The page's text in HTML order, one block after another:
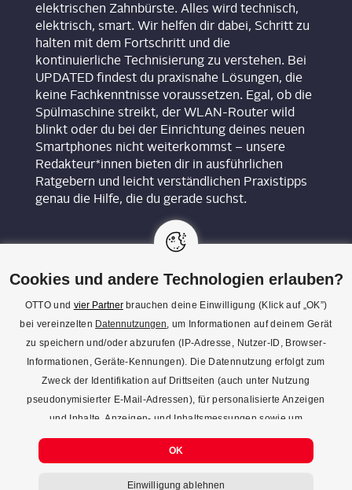
elektrischen Zahnbürste. Alles wird technisch,
elektrisch, smart. Wir helfen dir dabei, Schritt zu
halten mit dem Fortschritt und die
kontinuierliche Technisierung zu verstehen. Bei
UPDATED findest du praxisnahe Lösungen, die
keine Fachkenntnisse voraussetzen. Egal, ob die
Spülmaschine streikt, der WLAN-Router wild
blinkt oder du bei der Einrichtung deines neuen
Smartphones nicht weiterkommst – unsere
Redakteur*innen bieten dir in ausführlichen
Ratgebern und leicht verständlichen Praxistipps
genau die Hilfe, die du gerade suchst.
KON­TAKT
REDAK­TI­ON
IMPRES­SUM
DATENSCHUTZ
COOKIE-EINSTELLUNGEN
Cookies und andere Technologien erlauben?
OTTO und vier Partnerbrauchen deine Einwilligung (Klick auf „OK”)
bei vereinzelten Datennutzungen, um Informationen auf deinem Gerät
zu speichern und/oder abzurufen (IP-Adresse, Nutzer-ID, Browser-
Informationen, Geräte-Kennungen). Die Datennutzung erfolgt zum
Zweck der Identifikation auf Drittseiten (auch unter Nutzung
pseudonymisierter E-Mail-Adressen), für personalisierte Anzeigen
und Inhalte, Anzeigen- und Inhaltsmessungen sowie um
Erkenntnisse über Zielgruppen und Produktentwicklungen zu
gewinnen. Mehr Infos zur Einwilligung (inkl. Widerrufsmöglichkeit)
OK
Einwilligung ablehnen